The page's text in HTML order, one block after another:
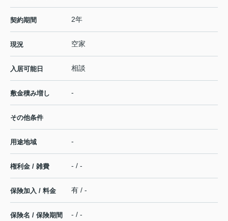
契約期間 2年
現況 空家
入居可能日 相談
敷金積み増し -
その他条件
用途地域 -
権利金 / 雑費 - / -
保険加入 / 料金 有 / -
保険名 / 保険期間 - / -